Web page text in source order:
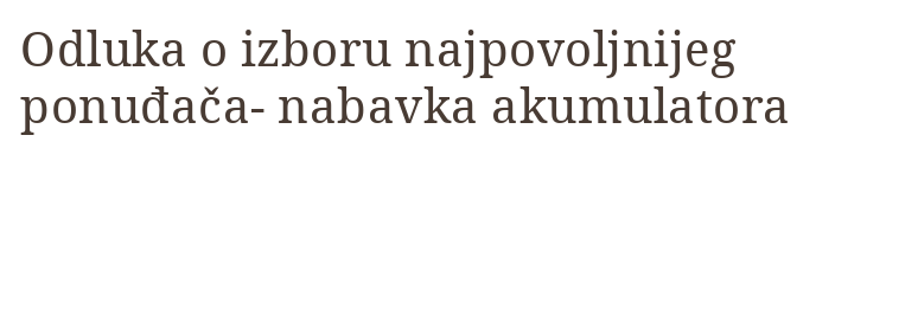
Odluka o izboru najpovoljnijeg
ponuđača- nabavka akumulatora